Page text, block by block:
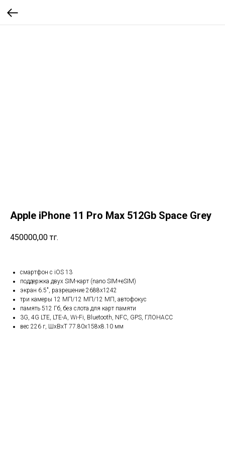
Apple iPhone 11 Pro Max 512Gb Space Grey
450000,00 тг.
смартфон с iOS 13
поддержка двух SIM-карт (nano SIM+eSIM)
экран 6.5", разрешение 2688x1242
три камеры 12 МП/12 МП/12 МП, автофокус
память 512 Гб, без слота для карт памяти
3G, 4G LTE, LTE-A, Wi-Fi, Bluetooth, NFC, GPS, ГЛОНАСС
вес 226 г, ШxВxТ 77.80x158x8.10 мм